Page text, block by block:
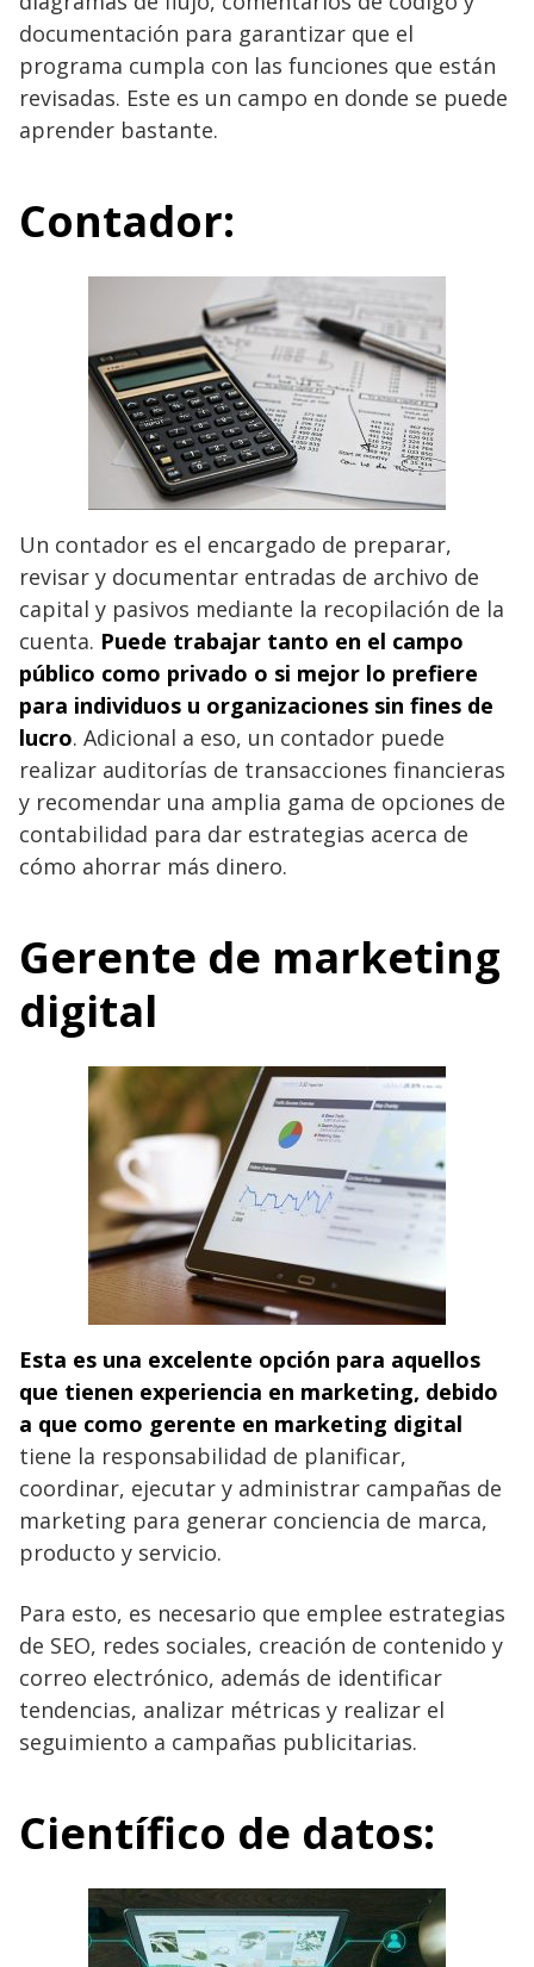
documentación para garantizar que el
programa cumpla con las funciones que están
revisadas. Este es un campo en donde se puede
aprender bastante.
Contador:
Un contador es el encargado de preparar,
revisar y documentar entradas de archivo de
capital y pasivos mediante la recopilación de la
cuenta. Puede trabajar tanto en el campo
público como privado o si mejor lo prefiere
para individuos u organizaciones sin fines de
lucro. Adicional a eso, un contador puede
realizar auditorías de transacciones financieras
y recomendar una amplia gama de opciones de
contabilidad para dar estrategias acerca de
cómo ahorrar más dinero.
Gerente de marketing
digital
Esta es una excelente opción para aquellos
que tienen experiencia en marketing, debido
a que como gerente en marketing digital
tiene la responsabilidad de planificar,
coordinar, ejecutar y administrar campañas de
marketing para generar conciencia de marca,
producto y servicio.
Para esto, es necesario que emplee estrategias
de SEO, redes sociales, creación de contenido y
correo electrónico, además de identificar
tendencias, analizar métricas y realizar el
seguimiento a campañas publicitarias.
Científico de datos: